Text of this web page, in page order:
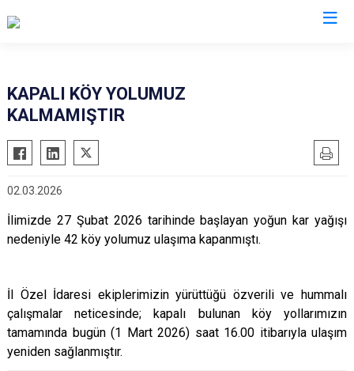
KAPALI KÖY YOLUMUZ
KALMAMIŞTIR
02.03.2026
İlimizde 27 Şubat 2026 tarihinde başlayan yoğun kar yağışı
nedeniyle 42 köy yolumuz ulaşıma kapanmıştı.
İl Özel İdaresi ekiplerimizin yürüttüğü özverili ve hummalı
çalışmalar neticesinde; kapalı bulunan köy yollarımızın
tamamında bugün (1 Mart 2026) saat 16.00 itibarıyla ulaşım
yeniden sağlanmıştır.